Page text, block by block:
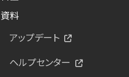
資料
アップデート
ヘルプセンター